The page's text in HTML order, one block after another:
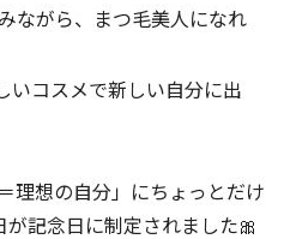
ながら、まつ毛美人になれ
いコスメで新しい自分に出
理想の自分」にちょっとだけ
記念日に制定されました🎀